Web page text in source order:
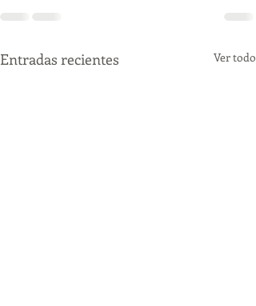
Entradas recientes Ver todo